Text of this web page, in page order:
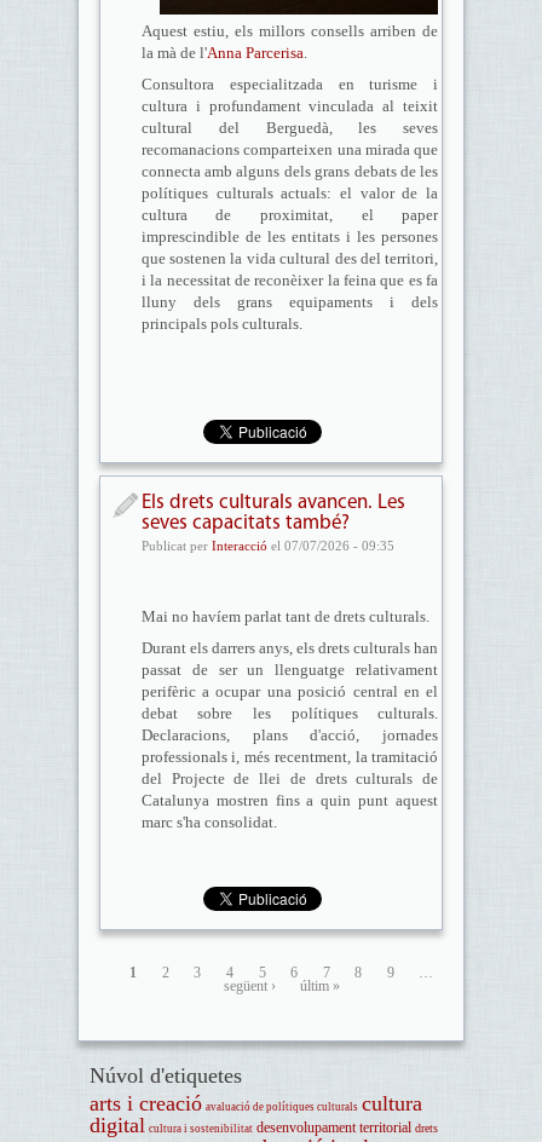
Aquest estiu, els millors consells arriben de
la mà de l'Anna Parcerisa.
Consultora especialitzada en turisme i
cultura i profundament vinculada al teixit
cultural del Berguedà, les seves
recomanacions comparteixen una mirada que
connecta amb alguns dels grans debats de les
polítiques culturals actuals: el valor de la
cultura de proximitat, el paper
imprescindible de les entitats i les persones
que sostenen la vida cultural des del territori,
i la necessitat de reconèixer la feina que es fa
lluny dels grans equipaments i dels
principals pols culturals.
Els drets culturals avancen. Les
seves capacitats també?
Publicat per Interacció el 07/07/2026 - 09:35
Mai no havíem parlat tant de drets culturals.
Durant els darrers anys, els drets culturals han
passat de ser un llenguatge relativament
perifèric a ocupar una posició central en el
debat sobre les polítiques culturals.
Declaracions, plans d'acció, jornades
professionals i, més recentment, la tramitació
del Projecte de llei de drets culturals de
Catalunya mostren fins a quin punt aquest
marc s'ha consolidat.
1 2 3 4 5 6 7 8 9
…
següent ›
últim »
Núvol d'etiquetes
arts i creació avaluació de polítiques culturals cultura
digital cultura i sostenibilitat desenvolupament territorial drets